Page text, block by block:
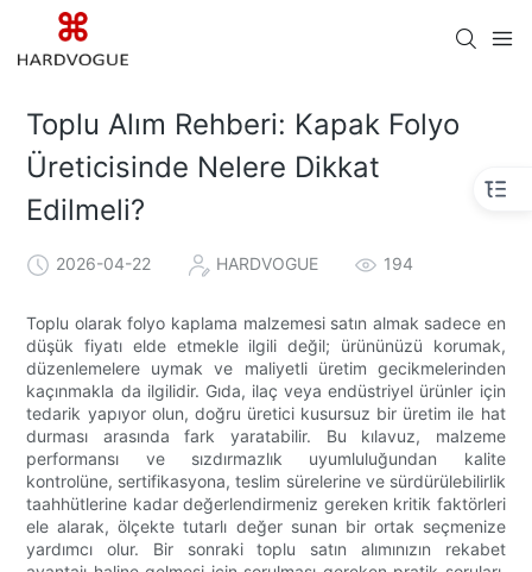
Toplu Alım Rehberi: Kapak Folyo
Üreticisinde Nelere Dikkat
Edilmeli?
2026-04-22 HARDVOGUE 194
Toplu olarak folyo kaplama malzemesi satın almak sadece en
düşük fiyatı elde etmekle ilgili değil; ürününüzü korumak,
düzenlemelere uymak ve maliyetli üretim gecikmelerinden
kaçınmakla da ilgilidir. Gıda, ilaç veya endüstriyel ürünler için
tedarik yapıyor olun, doğru üretici kusursuz bir üretim ile hat
durması arasında fark yaratabilir. Bu kılavuz, malzeme
performansı ve sızdırmazlık uyumluluğundan kalite
kontrolüne, sertifikasyona, teslim sürelerine ve sürdürülebilirlik
taahhütlerine kadar değerlendirmeniz gereken kritik faktörleri
ele alarak, ölçekte tutarlı değer sunan bir ortak seçmenize
yardımcı olur. Bir sonraki toplu satın alımınızın rekabet